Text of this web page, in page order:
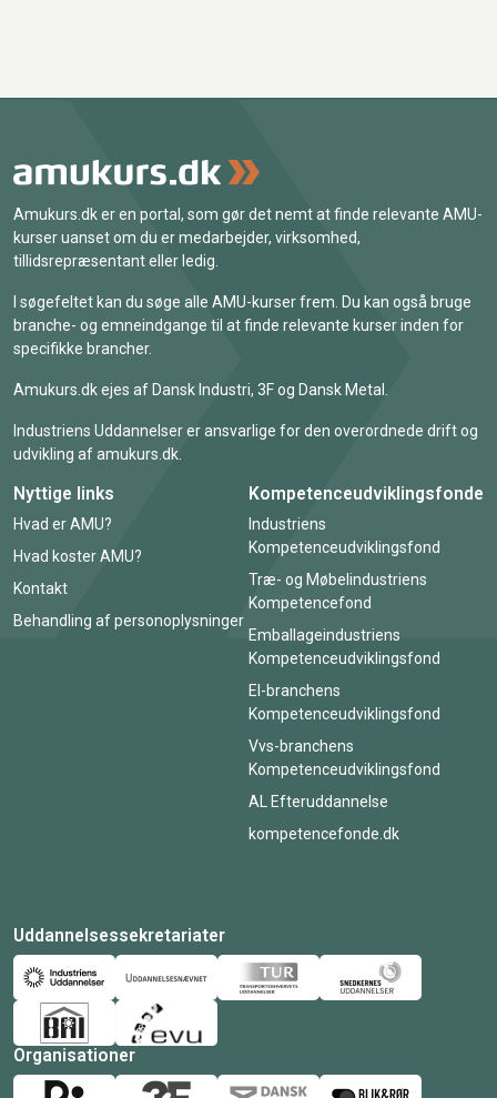
Amukurs.dk er en portal, som gør det nemt at finde relevante AMU-
kurser uanset om du er medarbejder, virksomhed,
tillidsrepræsentant eller ledig.
I søgefeltet kan du søge alle AMU-kurser frem. Du kan også bruge
branche- og emneindgange til at finde relevante kurser inden for
specifikke brancher.
Amukurs.dk ejes af Dansk Industri, 3F og Dansk Metal.
Industriens Uddannelser er ansvarlige for den overordnede drift og
udvikling af amukurs.dk.
Nyttige links
Hvad er AMU?
Hvad koster AMU?
Kontakt
Behandling af personoplysninger
Kompetenceudviklingsfonde
Industriens
Kompetenceudviklingsfond
Træ- og Møbelindustriens
Kompetencefond
Emballageindustriens
Kompetenceudviklingsfond
El-branchens
Kompetenceudviklingsfond
Vvs-branchens
Kompetenceudviklingsfond
AL Efteruddannelse
kompetencefonde.dk
Uddannelsessekretariater
Organisationer